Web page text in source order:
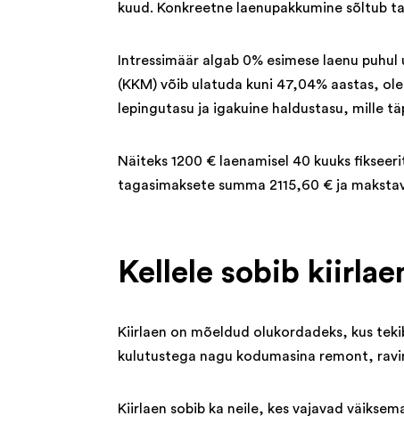
kuud. Konkreetne laenupakkumine sõltub
Intressimäär algab 0% esimese laenu
(KKM) võib ulatuda kuni 47,04% aastas,
lepingutasu ja igakuine haldustasu, mille
Näiteks 1200 € laenamisel 40 kuuks
tagasimaksete summa 2115,60 € ja
Kellele sobib
Kiirlaen on mõeldud olukordadeks, kus
kulutustega nagu kodumasina remont,
Kiirlaen sobib ka neile, kes vajavad